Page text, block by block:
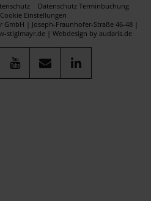
Datenschutz Terminbuchung
Cookie Einstellungen
| Joseph-Fraunhofer-Straße 46-48 |
stiglmayr.de | Webdesign by audaris.de